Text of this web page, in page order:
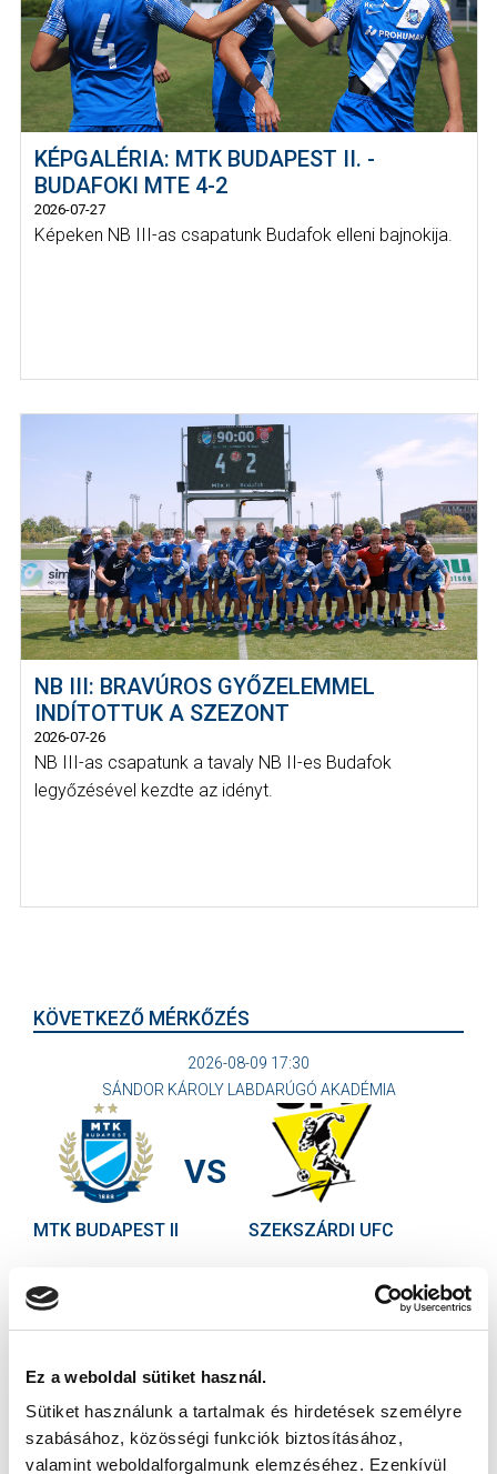
Ez a weboldal sütiket használ.
Sütiket használunk a tartalmak és hirdetések személyre
szabásához, közösségi funkciók biztosításához,
valamint weboldalforgalmunk elemzéséhez. Ezenkívül
KÉPGALÉRIA: MTK BUDAPEST II. -
BUDAFOKI MTE 4-2
2026-07-27
Képeken NB III-as csapatunk Budafok elleni bajnokija.
NB III: BRAVÚROS GYŐZELEMMEL
INDÍTOTTUK A SZEZONT
2026-07-26
NB III-as csapatunk a tavaly NB II-es Budafok
legyőzésével kezdte az idényt.
KÖVETKEZŐ MÉRKŐZÉS
2026-08-09 17:30
SÁNDOR KÁROLY LABDARÚGÓ AKADÉMIA
MTK BUDAPEST II
VS
SZEKSZÁRDI UFC
MTK BUDAPEST HÍRLEVÉL